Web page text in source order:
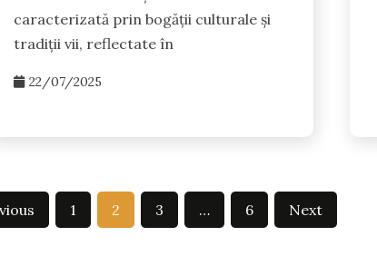
caracterizată prin bogății culturale și
tradiții vii, reflectate în
22/07/2025
1 2 3 … 6 Next